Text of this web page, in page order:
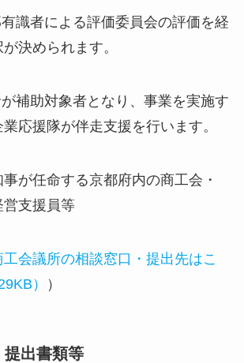
識者による評価委員会の評価を経
決められます。
補助対象者となり、事業を実施す
応援隊が伴走支援を行います。
が任命する京都府内の商工会・
支援員等
会議所の相談窓口・提出先はこ
）
）
出書類等